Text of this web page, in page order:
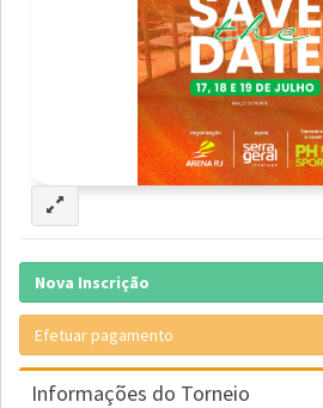
Nova Inscrição
Efetuar pagamento
Informações do Torneio